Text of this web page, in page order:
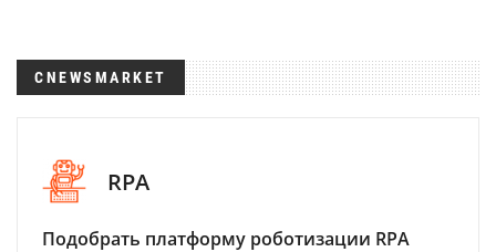
CNEWSMARKET
RPA
Подобрать платформу роботизации RPA